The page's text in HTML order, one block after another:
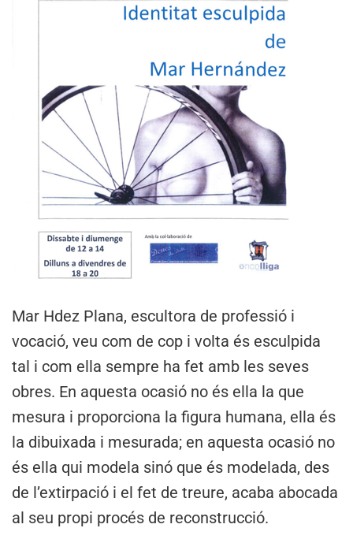
Mar Hdez Plana, escultora de professió i
vocació, veu com de cop i volta és esculpida
tal i com ella sempre ha fet amb les seves
obres. En aquesta ocasió no és ella la que
mesura i proporciona la figura humana, ella és
la dibuixada i mesurada; en aquesta ocasió no
és ella qui modela sinó que és modelada, des
de l’extirpació i el fet de treure, acaba abocada
al seu propi procés de reconstrucció.